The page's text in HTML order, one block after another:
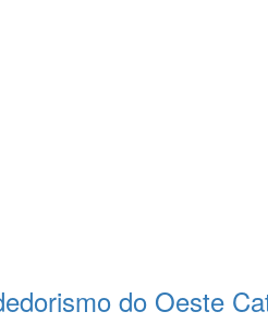
do Oeste